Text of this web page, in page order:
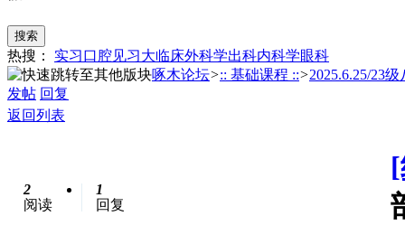
搜索
热搜： 实习口腔见习大临床外科学出科内科学眼科
啄木论坛>:: 基础课程 ::>2025.6.25/23
发帖 回复
返回列表
2
阅读
1
回复